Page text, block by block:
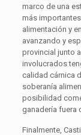
marco de una
más
alimentación y
avanzando y
provincial junto
involucrados
calidad cárnica
soberanía
posibilidad
ganadería fuera
Finalmente,